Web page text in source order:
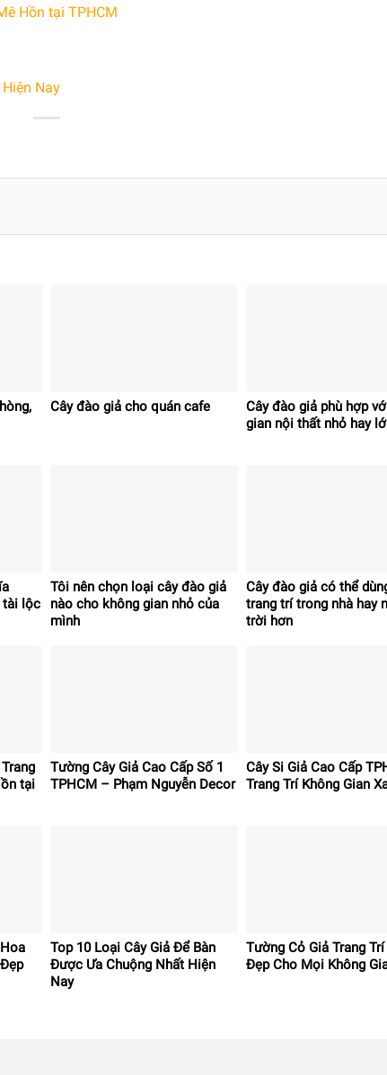
Hồn tại TPHCM
Nay
Cây đào giả cho quán cafe
Cây đào giả phù hợp
gian nội thất nhỏ hay
tài lộc
Tôi nên chọn loại cây đào giả
nào cho không gian nhỏ của
mình
Cây đào giả có thể
trang trí trong nhà hay
trời hơn
tại
Tường Cây Giả Cao Cấp Số 1
TPHCM – Phạm Nguyễn Decor
Cây Si Giả Cao Cấp
Trang Trí Không Gian
Top 10 Loại Cây Giả Để Bàn
Được Ưa Chuộng Nhất Hiện
Nay
Tường Cỏ Giả Trang Trí
Đẹp Cho Mọi Không